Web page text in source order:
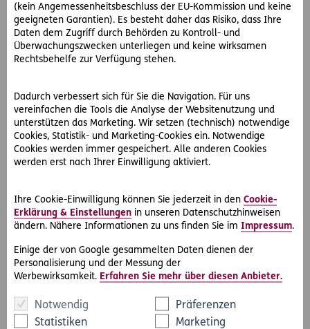
(kein Angemessenheitsbeschluss der EU-Kommission und keine
geeigneten Garantien). Es besteht daher das Risiko, dass Ihre
Daten dem Zugriff durch Behörden zu Kontroll- und
Überwachungszwecken unterliegen und keine wirksamen
Rechtsbehelfe zur Verfügung stehen.
Dadurch verbessert sich für Sie die Navigation. Für uns
vereinfachen die Tools die Analyse der Websitenutzung und
unterstützen das Marketing. Wir setzen (technisch) notwendige
Cookies, Statistik- und Marketing-Cookies ein. Notwendige
Cookies werden immer gespeichert. Alle anderen Cookies
werden erst nach Ihrer Einwilligung aktiviert.
Ihre Cookie-Einwilligung können Sie jederzeit in den Cookie-
Erklärung & Einstellungen in unseren Datenschutzhinweisen
ändern. Nähere Informationen zu uns finden Sie im Impressum.
Einige der von Google gesammelten Daten dienen der
Personalisierung und der Messung der
Werbewirksamkeit. Erfahren Sie mehr über diesen Anbieter.
Notwendig
Präferenzen
Statistiken
Marketing
mehr geprüft werden kann (OGH 7 Ob191/98h ).
Achtung: Die Haftpflichtversicherung ist hier bis zu 11.000
Euro leistungsfrei.
Gefahren beim Autostoppen
Autostoppen ist riskant, sowohl für den Autostopper selbst,
als auch für den Autofahrer, der jemanden mitnimmt.
Kommt der Autostopper aufgrund eines Unfalles zu
Lawinenabgang) ersatzpflichtig.
#Auto & Motorrad #Rechtsinformationen Teilen